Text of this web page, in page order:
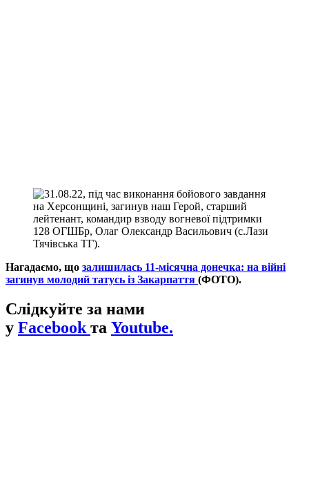
Нагадаємо, що залишилась 11-місячна донечка: на війні
загинув молодий татусь із Закарпаття (ФОТО).
Слідкуйте за нами
у Facebook та Youtube.